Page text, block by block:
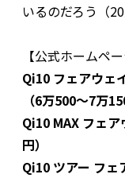
いるのだろう（
【公式ホームペ
Qi10 フェアウェ
（6万500〜7万
Qi10 MAX フェ
円）
Qi10 ツアー フ